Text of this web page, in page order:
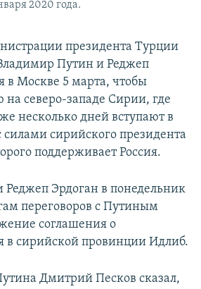
2020 года.
президента Турции
Путин и Реджеп
в Москве 5 марта, чтобы
на северо-западе Сирии, где
несколько дней вступают в
силами сирийского президента
поддерживает Россия.
Эрдоган в понедельник
переговоров с Путиным
соглашения о
в сирийской провинции Идлиб.
Дмитрий Песков сказал,